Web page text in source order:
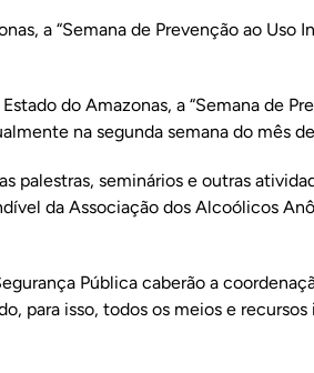
a “Semana de Prevenção ao Uso
do Amazonas, a “Semana de
na segunda semana do mês
palestras, seminários e outras
da Associação dos Alcoólicos
Pública caberão a
para isso, todos os meios e recursos